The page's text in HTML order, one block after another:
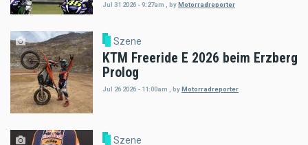
Jul 31 2026 - 9:27am , by Motorradreporter
Szene
KTM Freeride E 2026 beim Erzberg
Prolog
Jul 26 2026 - 11:00am byMotorradreporter
Szene